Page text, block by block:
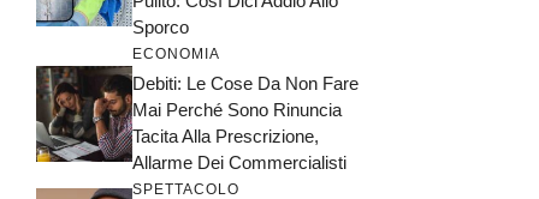
Sporco
ECONOMIA
Debiti: Le Cose Da Non Fare
Mai Perché Sono Rinuncia
Tacita Alla Prescrizione,
Allarme Dei Commercialisti
SPETTACOLO